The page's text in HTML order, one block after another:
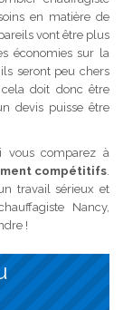
en matière de
vont être plus
économies sur la
ils seront peu chers
doit donc être
devis puisse être
vous comparez à
compétitifs
travail sérieux et
Nancy,
!